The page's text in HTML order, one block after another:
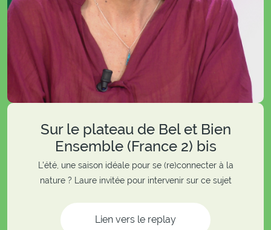
Sur le plateau de Bel et Bien
Ensemble (France 2) bis
L'été, une saison idéale pour se (re)connecter à la
nature ? Laure invitée pour intervenir sur ce sujet
Lien vers le replay